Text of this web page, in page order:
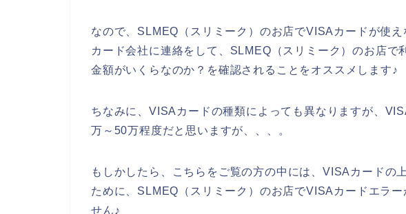
なので、SLMEQ（スリミーク）のお店でVISAカードが使
カード会社に連絡をして、SLMEQ（スリミーク）のお店で
金額がいくらなのか？を確認されることをオススメします♪
ちなみに、VISAカードの種類によっても異なりますが、
万～50万程度だと思いますが、、、。
もしかしたら、こちらをご覧の方の中には、VISAカードの
ために、SLMEQ（スリミーク）のお店でVISAカードエラ
せん♪